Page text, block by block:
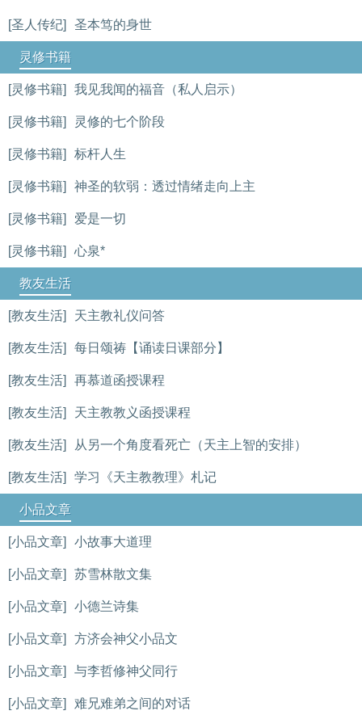
[圣人传纪] 圣本笃的身世
灵修书籍
[灵修书籍] 我见我闻的福音（私人启示）
[灵修书籍] 灵修的七个阶段
[灵修书籍] 标杆人生
[灵修书籍] 神圣的软弱：透过情绪走向上主
[灵修书籍] 爱是一切
[灵修书籍] 心泉*
教友生活
[教友生活] 天主教礼仪问答
[教友生活] 每日颂祷【诵读日课部分】
[教友生活] 再慕道函授课程
[教友生活] 天主教教义函授课程
[教友生活] 从另一个角度看死亡（天主上智的安排）
[教友生活] 学习《天主教教理》札记
小品文章
[小品文章] 小故事大道理
[小品文章] 苏雪林散文集
[小品文章] 小德兰诗集
[小品文章] 方济会神父小品文
[小品文章] 与李哲修神父同行
[小品文章] 难兄难弟之间的对话